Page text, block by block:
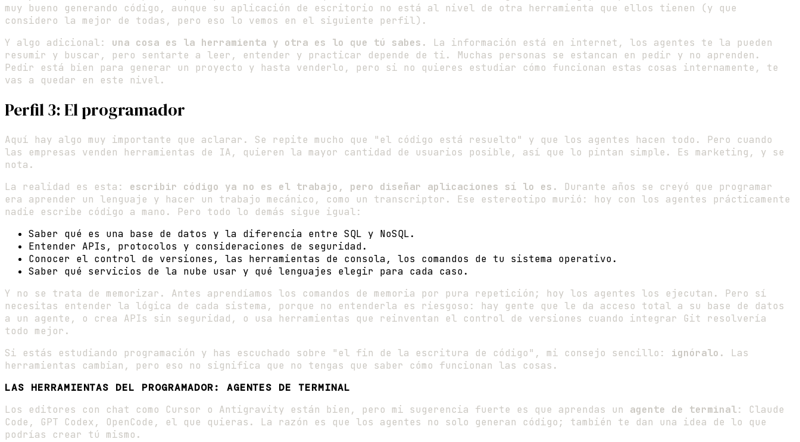
muy bueno generando código, aunque su aplicación de escritorio no está al nivel de otra herramienta que ellos tienen (y que
considero la mejor de todas, pero eso lo vemos en el siguiente perfil).
Y algo adicional: una cosa es la herramienta y otra es lo que tú sabes.
La información está en internet, los agentes te la pueden
resumir y buscar, pero sentarte a leer, entender y practicar depende de ti. Muchas personas se estancan en pedir y no aprenden.
Pedir está bien para generar un proyecto y hasta venderlo, pero si no quieres estudiar cómo funcionan estas cosas internamente, te
vas a quedar en este nivel.
Perfil 3: El programador
Aquí hay algo muy importante que aclarar. Se repite mucho que "el código está resuelto" y que los agentes hacen todo. Pero cuando
las empresas venden herramientas de IA, quieren la mayor cantidad de usuarios posible, así que lo pintan simple. Es marketing, y se
nota.
La realidad es esta: escribir código ya no es el trabajo, pero diseñar aplicaciones sí lo es.
Durante años se creyó que programar
era aprender un lenguaje y hacer un trabajo mecánico, como un transcriptor. Ese estereotipo murió: hoy con los agentes prácticamente
nadie escribe código a mano. Pero todo lo demás sigue igual:
Saber qué es una base de datos y la diferencia entre SQL y NoSQL.
Entender APIs, protocolos y consideraciones de seguridad.
Conocer el control de versiones, las herramientas de consola, los comandos de tu sistema operativo.
Saber qué servicios de la nube usar y qué lenguajes elegir para cada caso.
Y no se trata de memorizar. Antes aprendíamos los comandos de memoria por pura repetición; hoy los agentes los ejecutan. Pero sí
necesitas entender la lógica de cada sistema, porque no entenderla es riesgoso: hay gente que le da acceso total a su base de datos
a un agente, o crea APIs sin seguridad, o usa herramientas que reinventan el control de versiones cuando integrar Git resolvería
todo mejor.
Si estás estudiando programación y has escuchado sobre "el fin de la escritura de código", mi consejo sencillo: ignóralo.
Las
herramientas cambian, pero eso no significa que no tengas que saber cómo funcionan las cosas.
LAS HERRAMIENTAS DEL PROGRAMADOR: AGENTES DE TERMINAL
Los editores con chat como Cursor o Antigravity están bien, pero mi sugerencia fuerte es que aprendas un agente de terminal: Claude
Code, GPT Codex, OpenCode, el que quieras. La razón es que los agentes no solo generan código; también te dan una idea de lo que
podrías crear tú mismo.